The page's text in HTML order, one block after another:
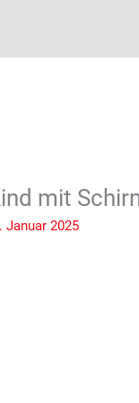
mit
Januar 2025